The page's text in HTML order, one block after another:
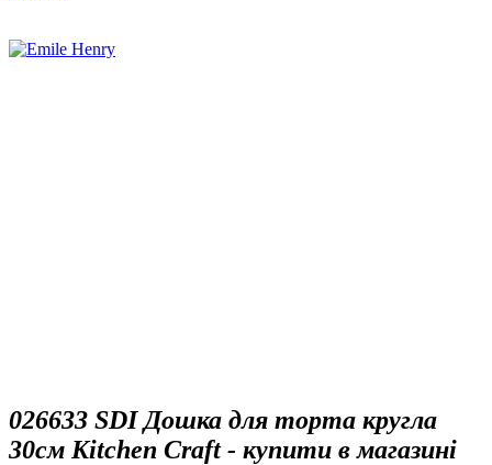
026633 SDI Дошка для торта кругла
30см Kitchen Craft - купити в магазині